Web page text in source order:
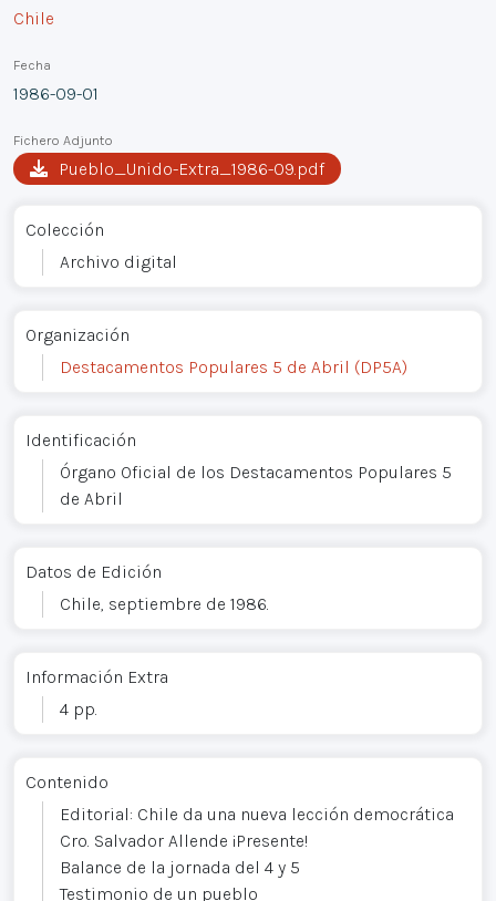
Chile
Fecha
1986-09-01
Fichero Adjunto
Pueblo_Unido-Extra_1986-09.pdf
Colección
Archivo digital
Organización
Destacamentos Populares 5 de Abril (DP5A)
Identificación
Órgano Oficial de los Destacamentos Populares 5
de Abril
Datos de Edición
Chile, septiembre de 1986.
Información Extra
4 pp.
Contenido
Editorial: Chile da una nueva lección democrática
Cro. Salvador Allende ¡Presente!
Balance de la jornada del 4 y 5
Testimonio de un pueblo